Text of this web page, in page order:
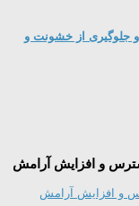
جلوگیری از خشونت و
و افزایش آرامش